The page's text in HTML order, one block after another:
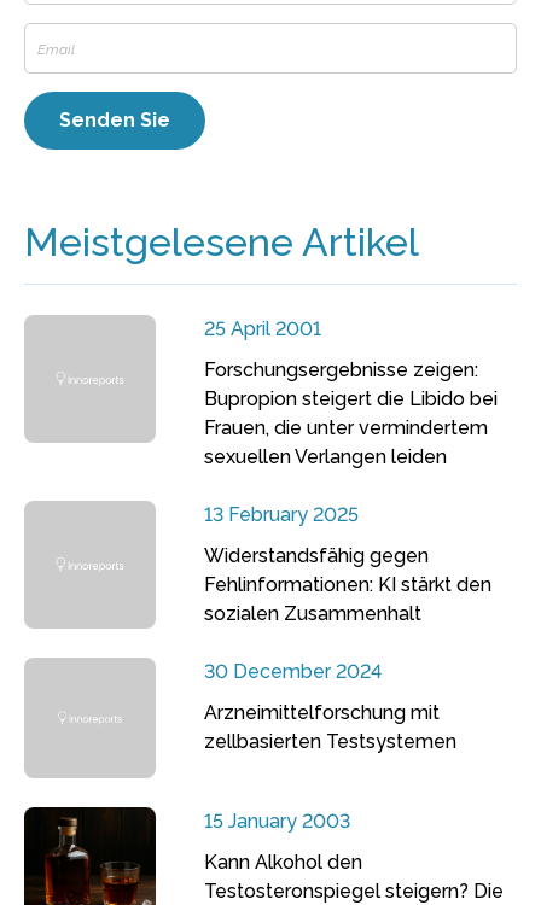
Meistgelesene Artikel
25 April 2001
Forschungsergebnisse zeigen:
Bupropion steigert die Libido bei
Frauen, die unter vermindertem
sexuellen Verlangen leiden
13 February 2025
Widerstandsfähig gegen
Fehlinformationen: KI stärkt den
sozialen Zusammenhalt
30 December 2024
Arzneimittelforschung mit
zellbasierten Testsystemen
15 January 2003
Kann Alkohol den
Testosteronspiegel steigern? Die